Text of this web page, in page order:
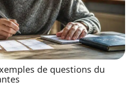
de questions du